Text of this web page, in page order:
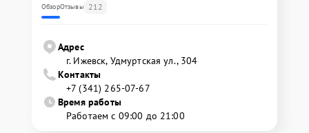
ОбзорОтзывы 212
Адрес
г. Ижевск, Удмуртская ул., 304
Контакты
+7 (341) 265-07-67
Время работы
Работаем с 09:00 до 21:00